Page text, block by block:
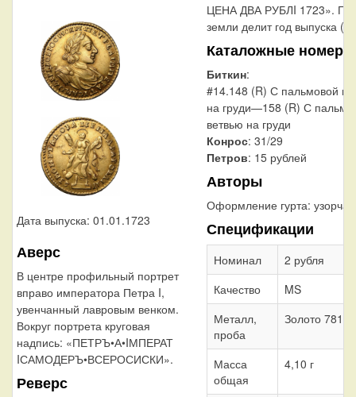
Дата выпуска: 01.01.1723
Аверс
В центре профильный портрет
вправо императора Петра I,
увенчанный лавровым венком.
Вокруг портрета круговая
надпись: «ПЕТРЪ•А•IМПЕРАТ
IСАМОДЕРЪ•ВСЕРОСИСКИ».
Реверс
ЦЕНА ДВА РУБЛI 1723».
земли делит год выпуска
Каталожные номера
Биткин:
#14.148 (R) С пальмовой
на груди—158 (R) С
ветвью на груди
Конрос: 31/29
Петров: 15 рублей
Авторы
Оформление гурта:
Спецификации
Номинал
2 рубля
Качество
MS
Металл,
проба
Золото 781
Масса
общая
4,10 г